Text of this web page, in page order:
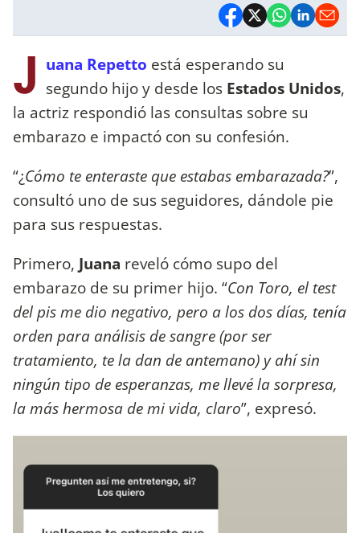
J uana Repetto está esperando su
segundo hijo y desde los Estados Unidos,
la actriz respondió las consultas sobre su
embarazo e impactó con su confesión.
“¿Cómo te enteraste que estabas embarazada?”,
consultó uno de sus seguidores, dándole pie
para sus respuestas.
Primero, Juana reveló cómo supo del
embarazo de su primer hijo. “Con Toro, el test
del pis me dio negativo, pero a los dos días, tenía
orden para análisis de sangre (por ser
tratamiento, te la dan de antemano) y ahí sin
ningún tipo de esperanzas, me llevé la sorpresa,
la más hermosa de mi vida, claro”, expresó.